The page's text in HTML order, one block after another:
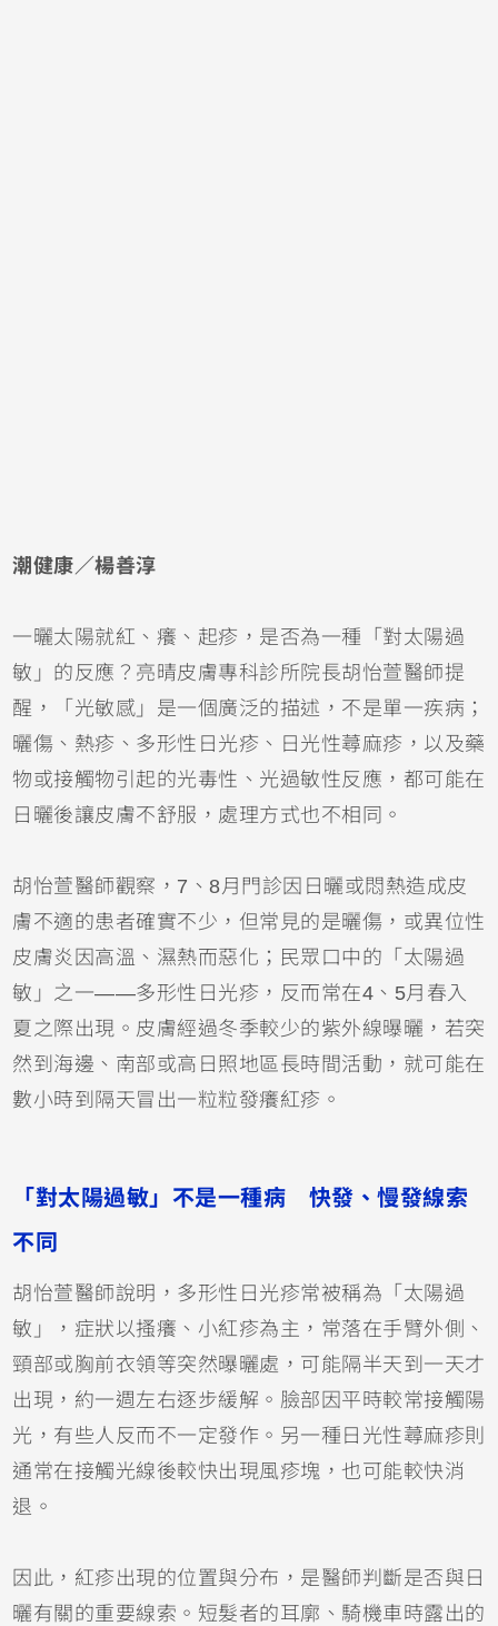
潮健康／楊善淳
一曬太陽就紅、癢、起疹，是否為一種「對太陽過
敏」的反應？亮晴皮膚專科診所院長胡怡萱醫師提
醒，「光敏感」是一個廣泛的描述，不是單一疾病；
曬傷 、熱疹、多形性日光疹、日光性蕁麻疹 ，以及藥
物或接觸物引起的光毒性、光過敏性反應，都可能在
日曬後讓皮膚不舒服，處理方式也不相同。
胡怡萱醫師觀察，7、8月門診因日曬或悶熱造成皮
膚不適的患者確實不少，但常見的是曬傷，或異位性
皮膚炎 因高溫、濕熱而惡化；民眾口中的「太陽過
敏」之一——多形性日光疹，反而常在4、5月春入
夏之際出現。皮膚經過冬季較少的紫外線曝曬，若突
然到海邊、南部或高日照地區長時間活動，就可能在
數小時到隔天冒出一粒粒發癢紅疹。
「對太陽過敏」不是一種病 快發、慢發線索
不同
胡怡萱醫師說明，多形性日光疹常被稱為「太陽過
敏」，症狀以搔癢、小紅疹為主，常落在手臂外側、
頸部或胸前衣領等突然曝曬處，可能隔半天到一天才
出現，約一週左右逐步緩解。臉部因平時較常接觸陽
光，有些人反而不一定發作。另一種日光性蕁麻疹則
通常在接觸光線後較快出現風疹塊，也可能較快消
退。
因此，紅疹出現的位置與分布，是醫師判斷是否與日
曬有關的重要線索。短髮者的耳廓、騎機車時露出的